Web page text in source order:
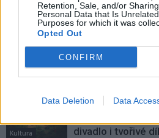
Retention, Sale, and/or
Personal Data that Is
Purposes for which it was
Opted Out
CONFIRM
Data Deletion Data
i hudební a
Festival hudby na
jedinečnou
s dalšími žánry i
Kultura
Fesťáczek
divadlo i tvořivé